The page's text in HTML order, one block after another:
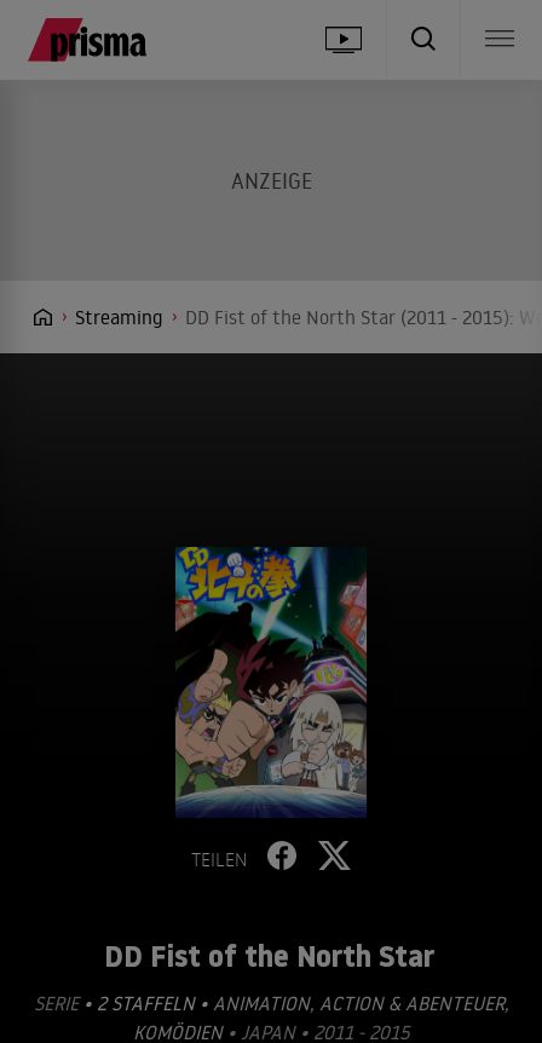
Streaming DD Fist of the North Star (2011 - 2015):
TEILEN
DD Fist of the North Star
SERIE • 2 STAFFELN • ANIMATION, ACTION & ABENTEUER,
KOMÖDIEN• JAPAN • 2011 - 2015